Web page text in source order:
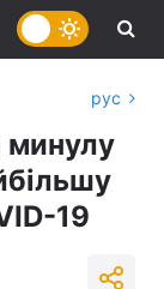
рус
минулу
19